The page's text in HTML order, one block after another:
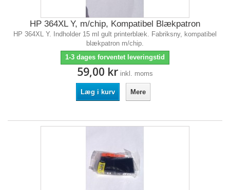
HP 364XL Y, m/chip, Kompatibel Blækpatron
HP 364XL Y. Indholder 15 ml gult printerblæk. Fabriksny, kompatibel
blækpatron m/chip.
1-3 dages forventet leveringstid
59,00 kr inkl. moms
Læg i kurv Mere